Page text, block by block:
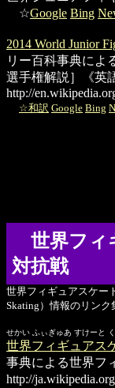
☆Google Bing
2014 World Junior
リー百科事典によ
選手権解説］《英
http://
☆和訳 Google Bing
世界フィ
対抗戦
世界フィギュアスケー
Skating）情報のリンク
せかい ふぃぎゅあ すけーと
世界フィギュアス
事典による世界フ
http://